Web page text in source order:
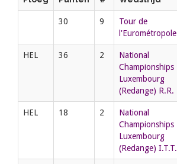
30 9
Tour de
l'Eurométropole
HEL 36 2
National
Championships
Luxembourg
(Redange) R.R.
HEL 18 2
National
Championships
Luxembourg
(Redange) I.T.T.